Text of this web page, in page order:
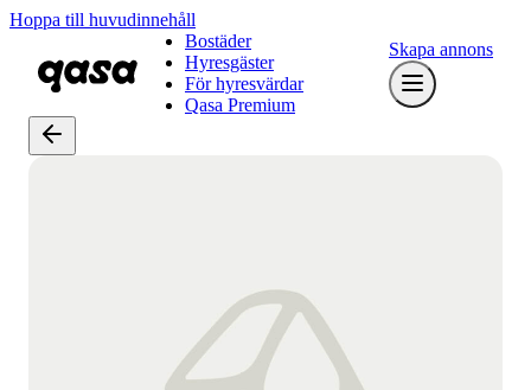
Hoppa till huvudinnehåll
Bostäder
Hyresgäster
För hyresvärdar
Qasa Premium
Skapa annons